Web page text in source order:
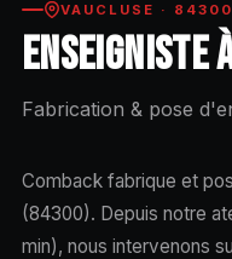
VAUCLUSE · 84300
ENSEIGNISTE
Fabrication & pose
Comback fabrique et
(84300). Depuis notre
min), nous intervenons